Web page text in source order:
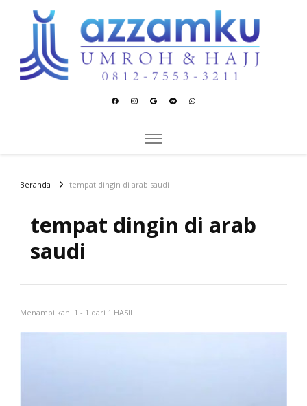
Azzamku Umroh dan Hajj
Beranda tempat dingin di arab saudi
tempat dingin di arab
saudi
Menampilkan: 1 - 1 dari 1 HASIL